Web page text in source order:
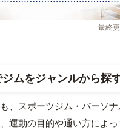
最終
ジムをジャンルから探
、スポーツジム・パーソナ
運動の目的や通い方によ